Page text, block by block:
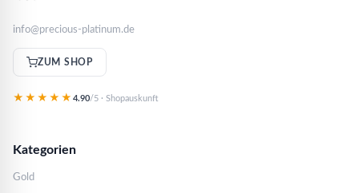
info@precious-platinum.de
ZUM SHOP
★★★★★ 4.90/5 · Shopauskunft
Kategorien
Gold